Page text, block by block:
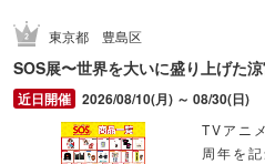
東京都 豊島区
SOS展〜世界を大いに盛り上げた
2026/08/10(月) ～ 08/30(日)
TVアニ
周年を